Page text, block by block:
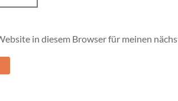
in diesem Browser für meinen